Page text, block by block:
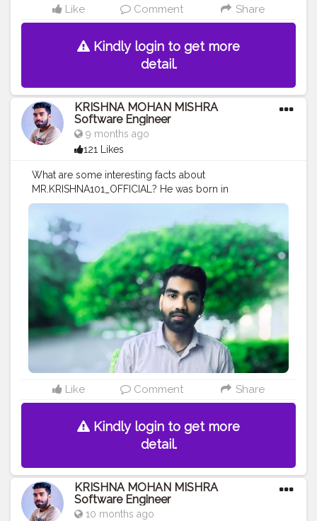
Like Comment Share
Kindly login to get more
detail.
KRISHNA MOHAN MISHRA
Software Engineer
9 months ago
121 Likes
What are some interesting facts about
MR.KRISHNA101_OFFICIAL? He was born in
SULTANPUR, MOHIUDDINNAGAR, BIHAR , India. he had
a very varied upbringing. she decided to become a
SOFTWARE ENGINEER, CELEBRITY, QUALITY
ASSURANCE and his FATHER supported hIS for
pursuing hIS dream and he moved to PUNE to cheer
HIS career and get few big company zf india pvt ltd .
he enjoys Indian music and photography, travelling.
#MR
.KRISHNA101_OFFICIAL#KRISHNAMOHAN
MISHRA#SOFTWAREENGINEER#qualityassurance
FROM ZF#CELEBRITY #MAHARASHTRA
#PUNE
#INDIA #TRAVELLER #ZF INDIA PVT LTD#OLDSONG
BOY .. #FROM
SULTANPUR
MOHIUDDINNAGAR BIHAR
Like Comment Share
Kindly login to get more
detail.
KRISHNA MOHAN MISHRA
Software Engineer
10 months ago